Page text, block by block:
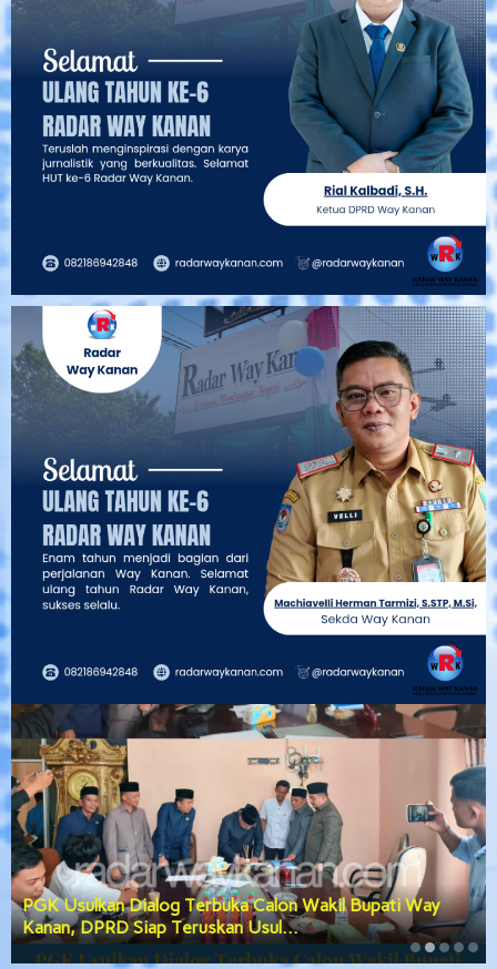
PGK Usulkan Dialog Terbuka Calon Wakil Bupati Way
Kanan, DPRD Siap Teruskan Usul…